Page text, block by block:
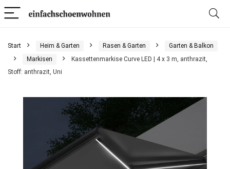
Start Heim & Garten Rasen & Garten
Garten & Balkon
Markisen
Kassettenmarkise Curve LED | 4 x 3 m, anthrazit,
Stoff: anthrazit, Uni